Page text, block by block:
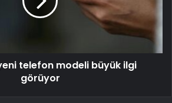
telefon modeli büyük ilgi
görüyor